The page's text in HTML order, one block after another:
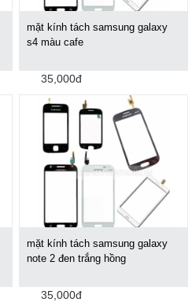
mặt kính tách samsung galaxy
s4 màu cafe
35,000đ
mặt kính tách samsung galaxy
note 2 đen trắng hồng
35,000đ